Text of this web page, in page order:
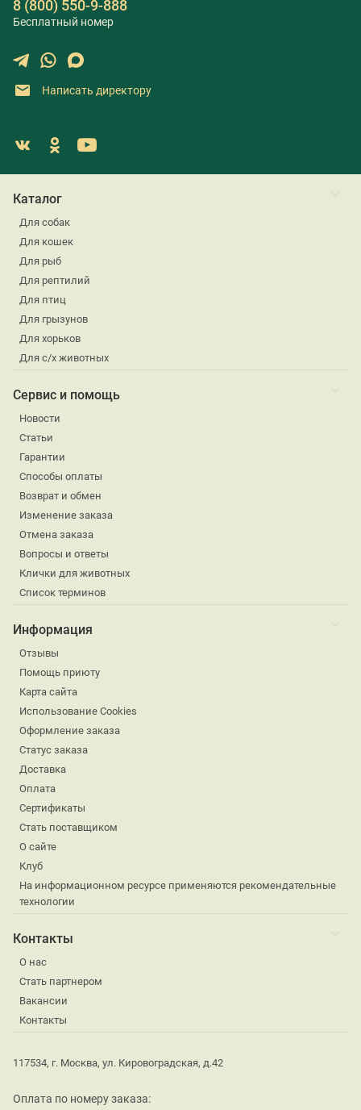
8 (800) 550-9-888
Бесплатный номер
Написать директору
Каталог
Для собак
Для кошек
Для рыб
Для рептилий
Для птиц
Для грызунов
Для хорьков
Для с/х животных
Сервис и помощь
Новости
Статьи
Гарантии
Способы оплаты
Возврат и обмен
Изменение заказа
Отмена заказа
Вопросы и ответы
Клички для животных
Список терминов
Информация
Отзывы
Помощь приюту
Карта сайта
Использование Cookies
Оформление заказа
Статус заказа
Доставка
Оплата
Сертификаты
Стать поставщиком
О сайте
Клуб
На информационном ресурсе применяются рекомендательные
технологии
Контакты
О нас
Стать партнером
Вакансии
Контакты
117534, г. Москва, ул. Кировоградская, д.42
Оплата по номеру заказа: